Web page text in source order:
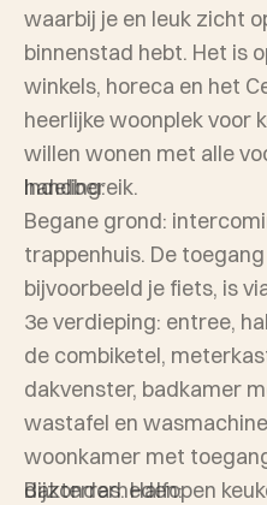
waarbij je en leuk zicht
binnenstad hebt. Het is
winkels, horeca en het
heerlijke woonplek voor
willen wonen met alle
handbereik.
Indeling:
Begane grond:
trappenhuis. De
bijvoorbeeld je fiets, is
3e verdieping: entree,
de combiketel,
dakvenster, badkamer
wastafel en
woonkamer met
dakterras. Halfopen
Bijzonderheden: